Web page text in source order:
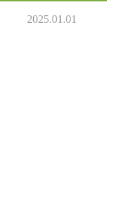
2025.01.01